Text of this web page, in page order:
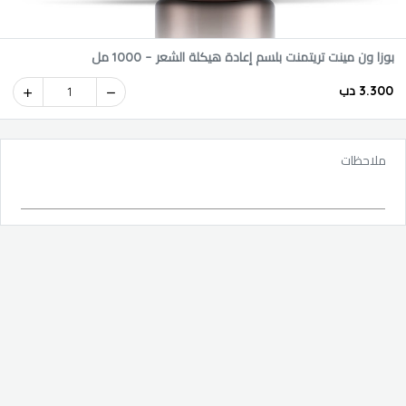
بوزا ون مينت تريتمنت بلسم إعادة هيكلة الشعر – 1000 مل
3.300 دب 1
ملاحظات